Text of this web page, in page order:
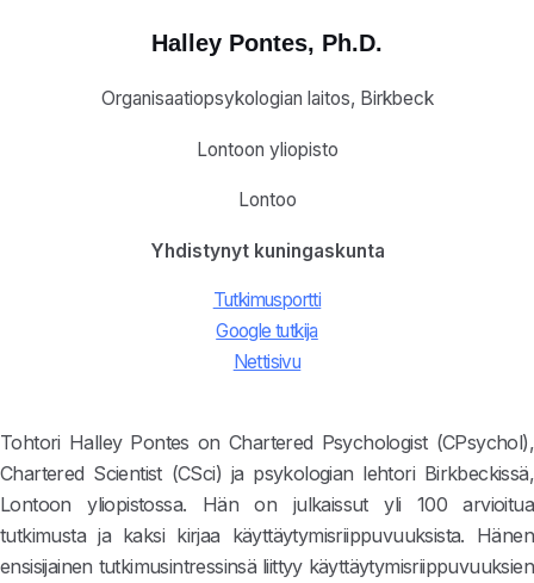
Halley Pontes, Ph.D.
Organisaatiopsykologian laitos, Birkbeck
Lontoon yliopisto
Lontoo
Yhdistynyt kuningaskunta
Tutkimusportti
Google tutkija
Nettisivu
Tohtori Halley Pontes on Chartered Psychologist (CPsychol),
Chartered Scientist (CSci) ja psykologian lehtori Birkbeckissä,
Lontoon yliopistossa. Hän on julkaissut yli 100 arvioitua
tutkimusta ja kaksi kirjaa käyttäytymisriippuvuuksista. Hänen
ensisijainen tutkimusintressinsä liittyy käyttäytymisriippuvuuksien